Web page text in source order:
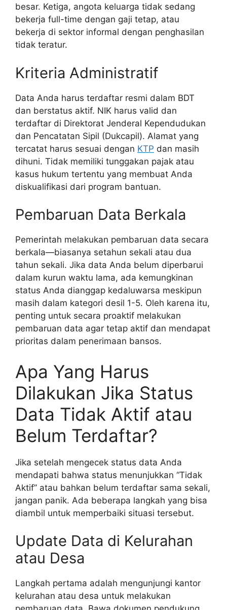
besar. Ketiga, angota keluarga tidak sedang
bekerja full-time dengan gaji tetap, atau
bekerja di sektor informal dengan penghasilan
tidak teratur.
Kriteria Administratif
Data Anda harus terdaftar resmi dalam BDT
dan berstatus aktif. NIK harus valid dan
terdaftar di Direktorat Jenderal Kependudukan
dan Pencatatan Sipil (Dukcapil). Alamat yang
tercatat harus sesuai dengan KTP dan masih
dihuni. Tidak memiliki tunggakan pajak atau
kasus hukum tertentu yang membuat Anda
diskualifikasi dari program bantuan.
Pembaruan Data Berkala
Pemerintah melakukan pembaruan data secara
berkala—biasanya setahun sekali atau dua
tahun sekali. Jika data Anda belum diperbarui
dalam kurun waktu lama, ada kemungkinan
status Anda dianggap kedaluwarsa meskipun
masih dalam kategori desil 1-5. Oleh karena itu,
penting untuk secara proaktif melakukan
pembaruan data agar tetap aktif dan mendapat
prioritas dalam penerimaan bansos.
Apa Yang Harus
Dilakukan Jika Status
Data Tidak Aktif atau
Belum Terdaftar?
Jika setelah mengecek status data Anda
mendapati bahwa status menunjukkan “Tidak
Aktif” atau bahkan belum terdaftar sama sekali,
jangan panik. Ada beberapa langkah yang bisa
diambil untuk memperbaiki situasi tersebut.
Update Data di Kelurahan
atau Desa
Langkah pertama adalah mengunjungi kantor
kelurahan atau desa untuk melakukan